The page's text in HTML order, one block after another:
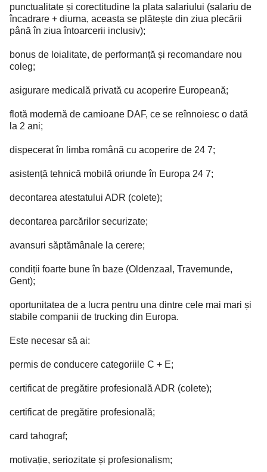
punctualitate și corectitudine la plata salariului (salariu de
încadrare + diurna, aceasta se plătește din ziua plecării
până în ziua întoarcerii inclusiv);
bonus de loialitate, de performanță și recomandare nou
coleg;
asigurare medicală privată cu acoperire Europeană;
flotă modernă de camioane DAF, ce se reînnoiesc o dată
la 2 ani;
dispecerat în limba română cu acoperire de 24 7;
asistență tehnică mobilă oriunde în Europa 24 7;
decontarea atestatului ADR (colete);
decontarea parcărilor securizate;
avansuri săptămânale la cerere;
condiții foarte bune în baze (Oldenzaal, Travemunde,
Gent);
oportunitatea de a lucra pentru una dintre cele mai mari și
stabile companii de trucking din Europa.
Este necesar să ai:
permis de conducere categoriile C + E;
certificat de pregătire profesională ADR (colete);
certificat de pregătire profesională;
card tahograf;
motivație, seriozitate și profesionalism;